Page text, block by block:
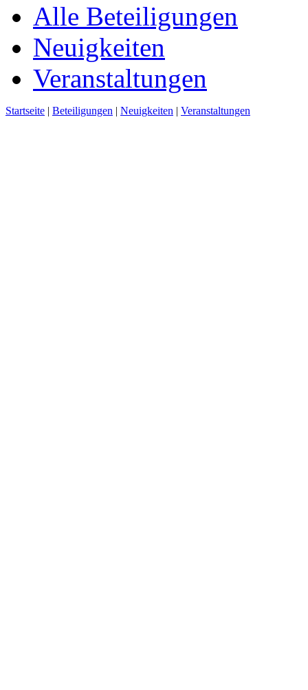
Alle Beteiligungen
Neuigkeiten
Veranstaltungen
Startseite | Beteiligungen | Neuigkeiten | Veranstaltungen